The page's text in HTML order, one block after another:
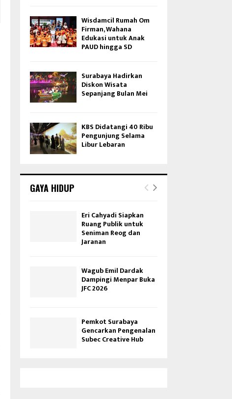
Wisdamcil Rumah Om
Firman, Wahana
Edukasi untuk Anak
PAUD hingga SD
Surabaya Hadirkan
Diskon Wisata
Sepanjang Bulan Mei
KBS Didatangi 40 Ribu
Pengunjung Selama
Libur Lebaran
GAYA HIDUP
Eri Cahyadi Siapkan
Ruang Publik untuk
Seniman Reog dan
Jaranan
Wagub Emil Dardak
Dampingi Menpar Buka
JFC 2026
Pemkot Surabaya
Gencarkan Pengenalan
Subec Creative Hub